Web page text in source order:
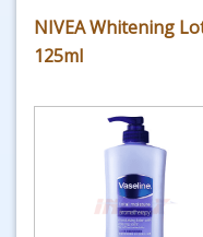
NIVEA Whitening
125ml